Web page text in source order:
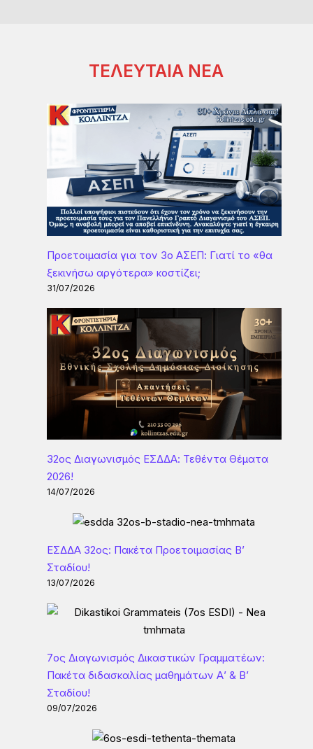
ΤΕΛΕΥΤΑΙΑ ΝΕΑ
Προετοιμασία για τον 3ο ΑΣΕΠ: Γιατί το «θα
ξεκινήσω αργότερα» κοστίζει;
31/07/2026
32ος Διαγωνισμός ΕΣΔΔΑ: Τεθέντα Θέματα
2026!
14/07/2026
ΕΣΔΔΑ 32ος: Πακέτα Προετοιμασίας Β’
Σταδίου!
13/07/2026
7ος Διαγωνισμός Δικαστικών Γραμματέων:
Πακέτα διδασκαλίας μαθημάτων Α’ & Β’
Σταδίου!
09/07/2026